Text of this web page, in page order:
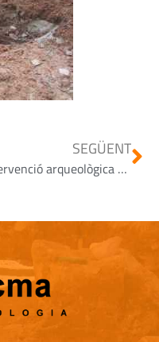
SEGÜENT
Intervenció arqueològica a finca de Castellar del Vallès